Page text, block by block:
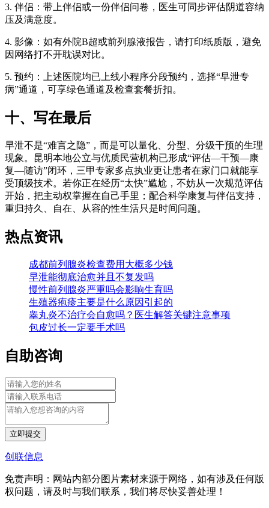
3. 伴侣：带上伴侣或一份伴侣问卷，医生可同步评估阴道容纳
压及满意度。
4. 影像：如有外院B超或前列腺液报告，请打印纸质版，避免
因网络打不开耽误对比。
5. 预约：上述医院均已上线小程序分段预约，选择“早泄专
病”通道，可享绿色通道及检查套餐折扣。
十、写在最后
早泄不是“难言之隐”，而是可以量化、分型、分级干预的生理
现象。昆明本地公立与优质民营机构已形成“评估—干预—康
复—随访”闭环，三甲专家多点执业更让患者在家门口就能享
受顶级技术。若你正在经历“太快”尴尬，不妨从一次规范评估
开始，把主动权掌握在自己手里；配合科学康复与伴侣支持，
重归持久、自在、从容的性生活只是时间问题。
热点资讯
成都前列腺炎检查费用大概多少钱
早泄能彻底治愈并且不复发吗
慢性前列腺炎严重吗会影响生育吗
生殖器疱疹主要是什么原因引起的
睾丸炎不治疗会自愈吗？医生解答关键注意事项
包皮过长一定要手术吗
自助咨询
立即提交
创联信息
免责声明：网站内部分图片素材来源于网络，如有涉及任何版
权问题，请及时与我们联系，我们将尽快妥善处理！